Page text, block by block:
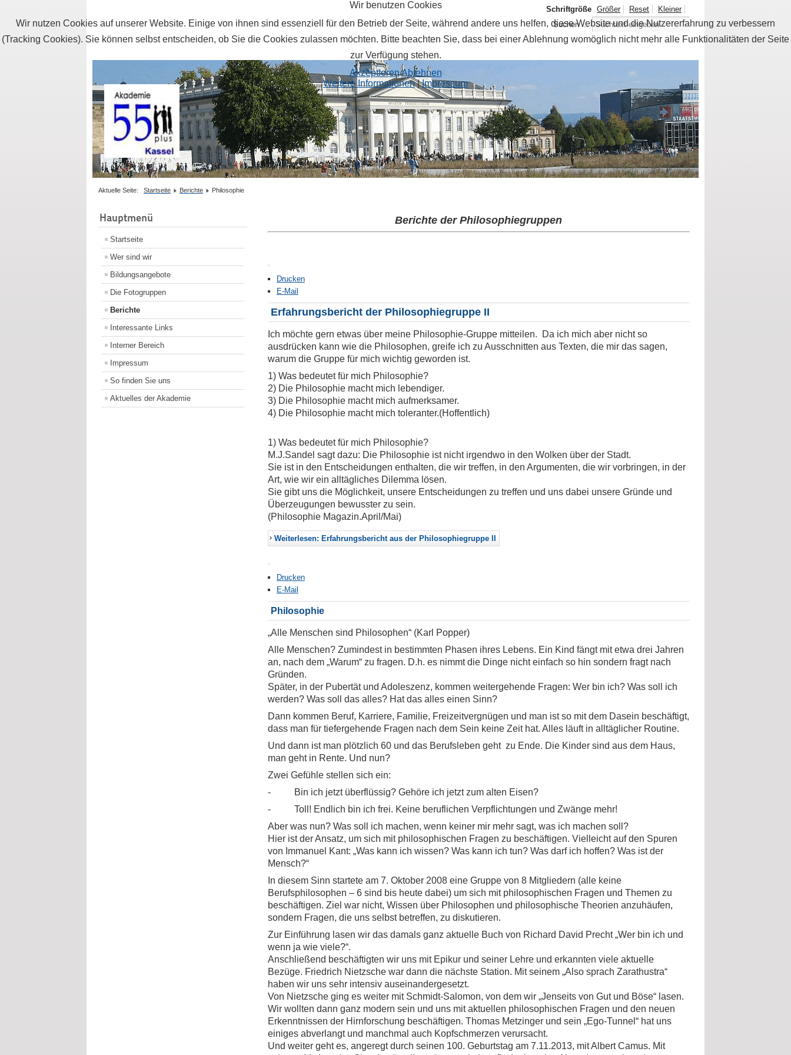
Schriftgröße Größer Reset
Kleiner
Suchen ...
Aktuelle Seite: Startseite Berichte Philosophie
Hauptmenü
Startseite
Wer sind wir
Bildungsangebote
Die Fotogruppen
Berichte
Interessante Links
Interner Bereich
Impressum
So finden Sie uns
Aktuelles der Akademie
Berichte der Philosophiegruppen
Drucken
E-Mail
Erfahrungsbericht der Philosophiegruppe II
Ich möchte gern etwas über meine Philosophie-Gruppe mitteilen.
Da ich mich aber nicht so
ausdrücken kann wie die Philosophen, greife ich zu Ausschnitten aus Texten, die mir das sagen,
warum die Gruppe für mich wichtig geworden ist.
1) Was bedeutet für mich Philosophie?
2) Die Philosophie macht mich lebendiger.
3) Die Philosophie macht mich aufmerksamer.
4) Die Philosophie macht mich toleranter.(Hoffentlich)
1) Was bedeutet für mich Philosophie?
M.J.Sandel sagt dazu: Die Philosophie ist nicht irgendwo in den Wolken über der Stadt.
Sie ist in den Entscheidungen enthalten, die wir treffen, in den Argumenten, die wir vorbringen, in der
Art, wie wir ein alltägliches Dilemma lösen.
Sie gibt uns die Möglichkeit, unsere Entscheidungen zu treffen und uns dabei unsere Gründe und
Überzeugungen bewusster zu sein.
(Philosophie Magazin.April/Mai)
Weiterlesen: Erfahrungsbericht aus der Philosophiegruppe II
Drucken
E-Mail
Philosophie
„Alle Menschen sind Philosophen“ (Karl Popper)
Alle Menschen? Zumindest in bestimmten Phasen ihres Lebens. Ein Kind fängt mit etwa drei Jahren
an, nach dem „Warum“ zu fragen. D.h. es nimmt die Dinge nicht einfach so hin sondern fragt nach
Gründen.
Später, in der Pubertät und Adoleszenz, kommen weitergehende Fragen: Wer bin ich? Was soll ich
werden? Was soll das alles? Hat das alles einen Sinn?
Dann kommen Beruf, Karriere, Familie, Freizeitvergnügen und man ist so mit dem Dasein beschäftigt,
dass man für tiefergehende Fragen nach dem Sein keine Zeit hat. Alles läuft in alltäglicher Routine.
Und dann ist man plötzlich 60 und das Berufsleben geht zu Ende. Die Kinder sind aus dem Haus,
man geht in Rente. Und nun?
Zwei Gefühle stellen sich ein:
- Bin ich jetzt überflüssig? Gehöre ich jetzt zum alten Eisen?
- Toll! Endlich bin ich frei. Keine beruflichen Verpflichtungen und Zwänge mehr!
Aber was nun? Was soll ich machen, wenn keiner mir mehr sagt, was ich machen soll?
Hier ist der Ansatz, um sich mit philosophischen Fragen zu beschäftigen. Vielleicht auf den Spuren
von Immanuel Kant: „Was kann ich wissen? Was kann ich tun? Was darf ich hoffen? Was ist der
Mensch?“
In diesem Sinn startete am 7. Oktober 2008 eine Gruppe von 8 Mitgliedern (alle keine
Berufsphilosophen – 6 sind bis heute dabei) um sich mit philosophischen Fragen und Themen zu
beschäftigen. Ziel war nicht, Wissen über Philosophen und philosophische Theorien anzuhäufen,
sondern Fragen, die uns selbst betreffen, zu diskutieren.
Zur Einführung lasen wir das damals ganz aktuelle Buch von Richard David Precht „Wer bin ich und
wenn ja wie viele?“.
Anschließend beschäftigten wir uns mit Epikur und seiner Lehre und erkannten viele aktuelle
Bezüge. Friedrich Nietzsche war dann die nächste Station. Mit seinem „Also sprach Zarathustra“
haben wir uns sehr intensiv auseinandergesetzt.
Von Nietzsche ging es weiter mit Schmidt-Salomon, von dem wir „Jenseits von Gut und Böse“ lasen.
Wir wollten dann ganz modern sein und uns mit aktuellen philosophischen Fragen und den neuen
Erkenntnissen der Hirnforschung beschäftigen. Thomas Metzinger und sein „Ego-Tunnel“ hat uns
einiges abverlangt und manchmal auch Kopfschmerzen verursacht.
Und weiter geht es, angeregt durch seinen 100. Geburtstag am 7.11.2013, mit Albert Camus. Mit
Wir benutzen Cookies
Wir nutzen Cookies auf unserer Website. Einige von ihnen sind essenziell für den Betrieb der Seite, während andere uns helfen, diese Website und die Nutzererfahrung zu verbessern
(Tracking Cookies). Sie können selbst entscheiden, ob Sie die Cookies zulassen möchten. Bitte beachten Sie, dass bei einer Ablehnung womöglich nicht mehr alle Funktionalitäten der Seite
zur Verfügung stehen.
AkzeptierenAblehnen
Weitere Informationen|Impressum